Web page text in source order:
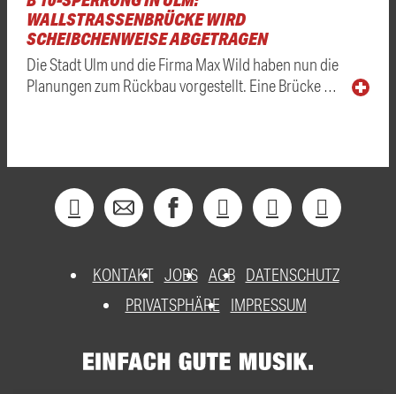
WALLSTRASSENBRÜCKE WIRD S
CHEIBCHENWEISE ABGETRAGEN
Die Stadt Ulm und die Firma Max Wild haben nun die
Planungen zum Rückbau vorgestellt. Eine Brücke …
KONTAKT JOBS AGB DATENSCHUTZ
PRIVATSPHÄRE
IMPRESSUM